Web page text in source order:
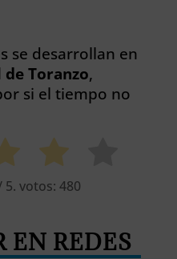
se desarrollan en
Toranzo,
si el tiempo no
5. votos:480
EN REDES